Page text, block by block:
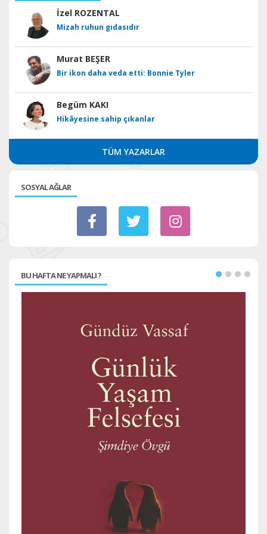
İzel ROZENTAL
Mizah ruhun gıdasıdır
Murat BEŞER
Bir ikon daha veda etti: Bonnie Tyler
Begüm KAKI
Hikâyesine sahip çıkanlar
TÜM YAZARLAR
SOSYAL AĞLAR
BU HAFTA NE YAPMALI ?